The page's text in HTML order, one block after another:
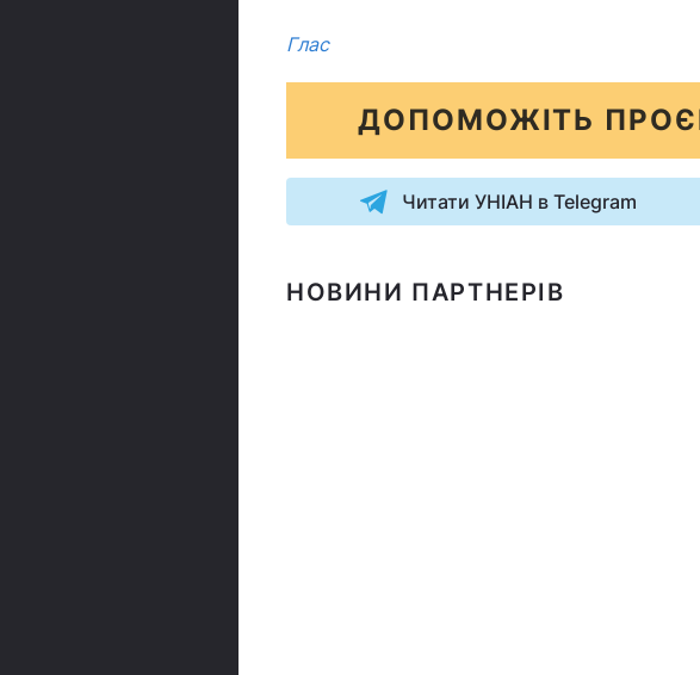
Глас
ДОПОМОЖІТЬ
Читати УНІАН в Telegram
НОВИНИ ПАРТНЕРІВ